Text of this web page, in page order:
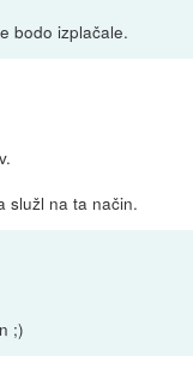
bodo izplačale.
služl na ta način.
;)